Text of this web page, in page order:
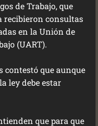
de Trabajo, que
recibieron consultas
en la Unión de
(UART).
contestó que aunque
ley debe estar
que para que